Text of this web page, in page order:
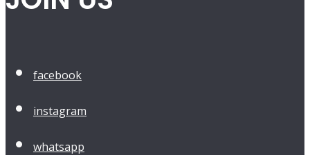
facebook
instagram
whatsapp